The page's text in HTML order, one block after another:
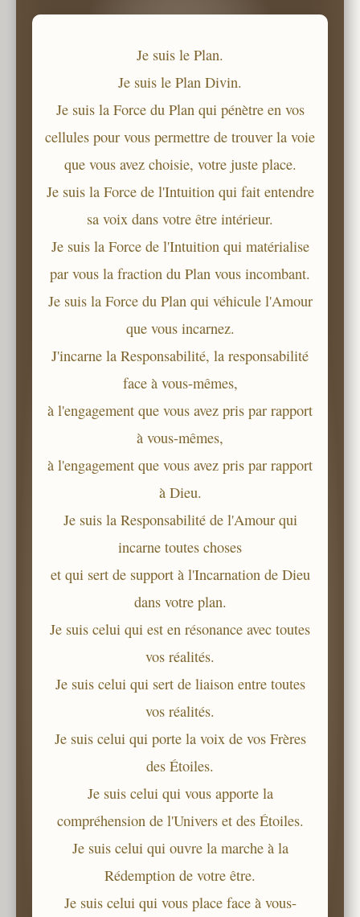
Je suis le Plan.
Je suis le Plan Divin.
Je suis la Force du Plan qui pénètre en vos
cellules pour vous permettre de trouver la voie
que vous avez choisie, votre juste place.
Je suis la Force de l'Intuition qui fait entendre
sa voix dans votre être intérieur.
Je suis la Force de l'Intuition qui matérialise
par vous la fraction du Plan vous incombant.
Je suis la Force du Plan qui véhicule l'Amour
que vous incarnez.
J'incarne la Responsabilité, la responsabilité
face à vous-mêmes,
à l'engagement que vous avez pris par rapport
à vous-mêmes,
à l'engagement que vous avez pris par rapport
à Dieu.
Je suis la Responsabilité de l'Amour qui
incarne toutes choses
et qui sert de support à l'Incarnation de Dieu
dans votre plan.
Je suis celui qui est en résonance avec toutes
vos réalités.
Je suis celui qui sert de liaison entre toutes
vos réalités.
Je suis celui qui porte la voix de vos Frères
des Étoiles.
Je suis celui qui vous apporte la
compréhension de l'Univers et des Étoiles.
Je suis celui qui ouvre la marche à la
Rédemption de votre être.
Je suis celui qui vous place face à vous-